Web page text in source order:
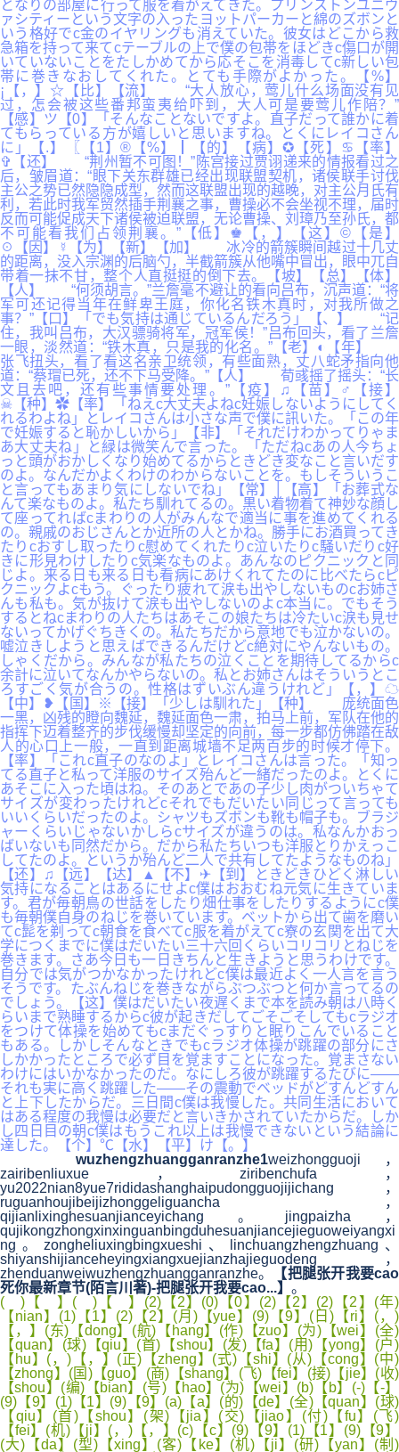
となりの部屋に行って服を着がえてきた。プリンストンユニヴ
ァシティーという文字の入ったヨットパーカーと綿のズボンと
いう格好でc金のイヤリングも消えていた。彼女はどこから救
急箱を持って来てcテーブルの上で僕の包帯をほどきc傷口が開
いていないことをたしかめてから応そこを消毒してc新しい包
帯に巻きなおしてくれた。とても手際がよかった。【%】
¡【，】☆【比】【流】 “大人放心，莺儿什么场面没有见
过，怎会被这些番邦蛮夷给吓到，大人可是要莺儿作陪？”
【感】ツ【0】「そんなことないですよ。直子だって誰かに着
てもらっている方が嬉しいと思いますね。とくにレイコさん
に」【.】〖【1】®【%】┃【的】【病】✪【死】♋【率】
✞【还】 “荆州暂不可图！”陈宫接过贾诩递来的情报看过之
后，皱眉道：“眼下关东群雄已经出现联盟契机，诸侯联手讨伐
主公之势已然隐隐成型，然而这联盟出现的越晚，对主公月氏有
利，若此时我军贸然插手荆襄之事，曹操必不会坐视不理，届时
反而可能促成天下诸侯被迫联盟，无论曹操、刘璋乃至孙氏，都
不可能看我们占领荆襄。”【低】♚【，】【这】©【是】
☉【因】☿【为】【新】【加】 冰冷的箭簇瞬间越过十几丈
的距离，没入宗渊的后脑勺，半截箭簇从他嘴中冒出，眼中兀自
带着一抹不甘，整个人直挺挺的倒下去。【坡】【总】【体】
【人】 “何须胡言。”兰詹毫不避让的看向吕布，沉声道：“将
军可还记得当年在鲜卑王庭，你化名铁木真时，对我所做之
事？”【口】「でも気持は通じているんだろう」【、】 “记
住，我叫吕布，大汉骠骑将军，冠军侯！”吕布回头，看了兰詹
一眼，淡然道：“铁木真，只是我的化名。”【老】◐【年】
张飞扭头，看了看这名亲卫统领，有些面熟，丈八蛇矛指向他
道：“蔡瑁已死，还不下马受降。”【人】 荀彧摇了摇头：“长
文且去吧，还有些事情要处理。”【疫】♫【苗】♂【接】
☠【种】✿【率】「ねえc大丈夫よねc妊娠しないようにしてく
れるわよね」とレイコさんは小さな声で僕に訊いた。「この年
で妊娠すると恥かしいから」【非】「それだけわかってりゃま
あ大丈夫ね」と緑は微笑んで言った。「ただねcあの人今ちょ
っと頭がおかしくなり始めてるからときどき変なこと言いだす
のよ。なんだかよくわけのわからないことを。もしそういうこ
と言ってもあまり気にしないでね」【常】│【高】「お葬式な
んて楽なものよ。私たち馴れてるの。黒い着物着て神妙な顔し
て座ってればcまわりの人がみんなで適当に事を進めてくれる
の。親戚のおじさんとか近所の人とかね。勝手にお酒買ってき
たりcおすし取ったりc慰めてくれたりc泣いたりc騒いだりc好
きに形見わけしたりc気楽なものよ。あんなのピクニックと同
じよ。来る日も来る日も看病にあけくれてたのに比べたらcピ
クニックよcもう。ぐったり疲れて涙も出やしないものcお姉さ
んも私も。気が抜けて涙も出やしないのよc本当に。でもそう
するとねcまわりの人たちはあそこの娘たちは冷たいc涙も見せ
ないってかげぐちきくの。私たちだから意地でも泣かないの。
嘘泣きしようと思えばできるんだけどc絶対にやんないもの。
しゃくだから。みんなが私たちの泣くことを期待してるからc
余計に泣いてなんかやらないの。私とお姉さんはそういうとこ
ろすごく気が合うの。性格はずいぶん違うけれど」【，】☁
【中】❥【国】※【接】「少しは馴れた」【种】 庞统面色
一黑，凶残的瞪向魏延，魏延面色一肃，拍马上前，军队在他的
指挥下迈着整齐的步伐缓慢却坚定的向前，每一步都仿佛踏在敌
人的心口上一般，一直到距离城墙不足两百步的时候才停下。
【率】「これc直子のなのよ」とレイコさんは言った。「知っ
てる直子と私って洋服のサイズ殆んど一緒だったのよ。とくに
あそこに入った頃はね。そのあとであの子少し肉がついちゃて
サイズが変わったけれどcそれでもだいたい同じって言っても
いいくらいだったのよ。シャツもズボンも靴も帽子も。ブラジ
ャーくらいじゃないかしらcサイズが違うのは。私なんかおっ
ばいないも同然だから。だから私たちいつも洋服とりかえっこ
してたのよ。というか殆んど二人で共有してたようなものね」
【还】♫【远】【达】▲【不】✈【到】ときどきひどく淋しい
気持になることはあるにせよc僕はおおむね元気に生きていま
す。君が毎朝鳥の世話をしたり畑仕事をしたりするようにc僕
も毎朝僕自身のねじを巻いています。ベットから出て歯を磨い
てc髭を剃ってc朝食を食べてc服を着がえてc寮の玄関を出て大
学につくまでに僕はだいたい三十六回くらいコリコリとねじを
巻きます。さあ今日も一日きちんと生きようと思うわけです。
自分では気がつかなかったけれどc僕は最近よく一人言を言う
そうです。たぶんねじを巻きながらぶつぶつと何か言ってるの
でしょう。【这】僕はだいたい夜遅くまで本を読み朝は八時く
らいまで熟睡するからc彼が起きだしてごそごそしてもcラジオ
をつけて体操を始めてもcまだぐっすりと眠りこんでいること
もある。しかしそんなときでもcラジオ体操が跳躍の部分にさ
しかかったところで必ず目を覚ますことになった。覚まさない
わけにはいかなかったのだ。なにしろ彼が跳躍するたびに――
それも実に高く跳躍した――その震動でベッドがどすんどすん
と上下したからだ。三日間c僕は我慢した。共同生活において
はある程度の我慢は必要だと言いきかされていたからだ。しか
し四日目の朝c僕はもうこれ以上は我慢できないという結論に
達した。【个】℃【水】【平】け【。】
wuzhengzhuangganranzhe1weizhongguoji，
zairibenliuxue，ziribenchufa，
yu2022nian8yue7rididashanghaipudongguojijichang，
ruguanhoujibeijizhonggeliguancha，
qijianlixinghesuanjianceyichang。jingpaizha，
qujikongzhongxinxinguanbingduhesuanjiancejieguoweiyangxi
ng。zongheliuxingbingxueshi、linchuangzhengzhuang、
shiyanshijianceheyingxiangxuejianzhajieguodeng，
zhenduanweiwuzhengzhuangganranzhe。
【把腿张开我要cao
死你最新章节(陌言川著)-把腿张开我要cao...】 。
( )【 】( )【 】(2)【2】(0)【0】(2)【2】(2)【2】(年)
【nian】(1)【1】(2)【2】(月)【yue】(9)【9】(日)【ri】(，)
【，】(东)【dong】(航)【hang】(作)【zuo】(为)【wei】(全)
【quan】(球)【qiu】(首)【shou】(发)【fa】(用)【yong】(户)
【hu】(，)【，】(正)【zheng】(式)【shi】(从)【cong】(中)
【zhong】(国)【guo】(商)【shang】(飞)【fei】(接)【jie】(收)
【shou】(编)【bian】(号)【hao】(为)【wei】(b)【b】(-)【-】
(9)【9】(1)【1】(9)【9】(a)【a】(的)【de】(全)【quan】(球)
【qiu】(首)【shou】(架)【jia】(交)【jiao】(付)【fu】(飞)
【fei】(机)【ji】(，)【，】(c)【c】(9)【9】(1)【1】(9)【9】
(大)【da】(型)【xing】(客)【ke】(机)【ji】(研)【yan】(制)